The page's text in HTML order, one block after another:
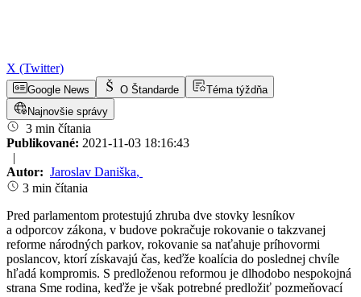
X (Twitter)
Google News O Štandarde
Téma týždňa
Najnovšie správy
3 min čítania
Publikované: 2021-11-03 18:16:43
|
Autor: Jaroslav Daniška,
3 min čítania
Pred parlamentom protestujú zhruba dve stovky lesníkov
a odporcov zákona, v budove pokračuje rokovanie o takzvanej
reforme národných parkov, rokovanie sa naťahuje príhovormi
poslancov, ktorí získavajú čas, keďže koalícia do poslednej chvíle
hľadá kompromis. S predloženou reformou je dlhodobo nespokojná
strana Sme rodina, keďže je však potrebné predložiť pozmeňovací